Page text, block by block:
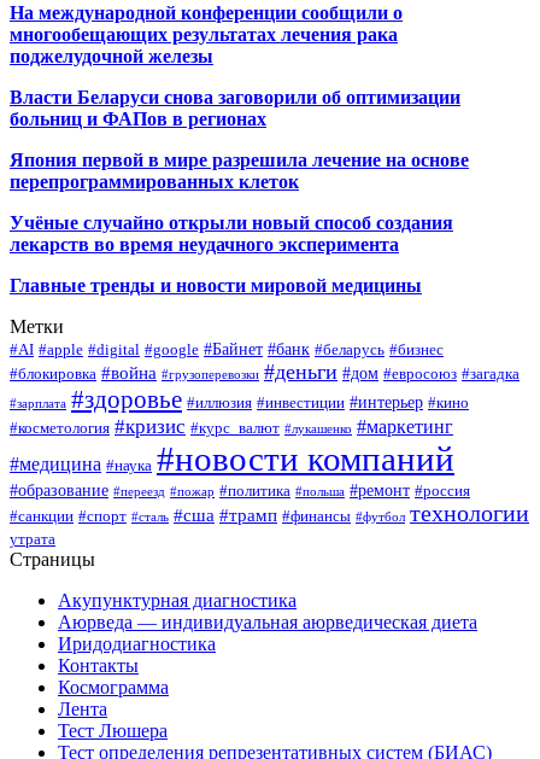
На международной конференции сообщили о
многообещающих результатах лечения рака
поджелудочной железы
Власти Беларуси снова заговорили об оптимизации
больниц и ФАПов в регионах
Япония первой в мире разрешила лечение на основе
перепрограммированных клеток
Учёные случайно открыли новый способ создания
лекарств во время неудачного эксперимента
Главные тренды и новости мировой медицины
Метки
#AI #apple #digital #google #Байнет #банк #беларусь #бизнес
#блокировка #война #грузоперевозки #деньги #дом #евросоюз #загадка
#зарплата #здоровье #иллюзия #инвестиции #интерьер #кино
#косметология #кризис #курс_валют #лукашенко #маркетинг
#медицина #наука #новости компаний
#образование #переезд #пожар #политика #польша #ремонт #россия
#санкции #спорт #сталь #сша #трамп #финансы #футбол технологии
утрата
Страницы
Акупунктурная диагностика
Аюрведа — индивидуальная аюрведическая диета
Иридодиагностика
Контакты
Космограмма
Лента
Тест Люшера
Тест определения репрезентативных систем (БИАС)